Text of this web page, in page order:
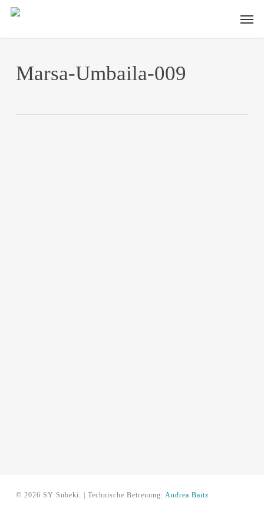
Skip
main
Marsa-Umbaila-009
© 2026 SY Subeki. | Technische Betreuung: Andrea Baitz